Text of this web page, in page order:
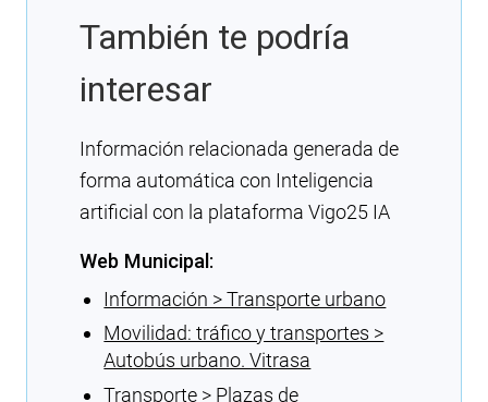
También te podría
interesar
Información relacionada generada de
forma automática con Inteligencia
artificial con la plataforma Vigo25 IA
Web Municipal:
Información > Transporte urbano
Movilidad: tráfico y transportes >
Autobús urbano. Vitrasa
Transporte > Plazas de